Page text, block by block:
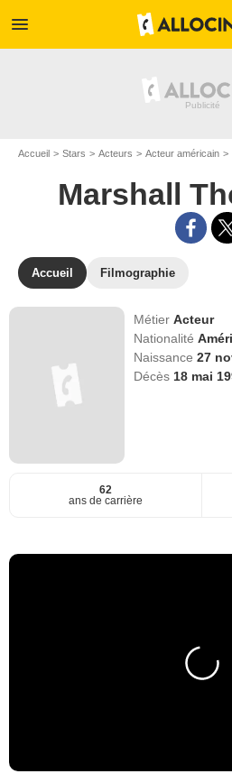
menu
Accueil Stars Acteurs Acteur américain
Marshall
Accueil Filmographie
MétierActeur
Nationalité
Naissance27
Décès 18 mai
62
ans de carrière